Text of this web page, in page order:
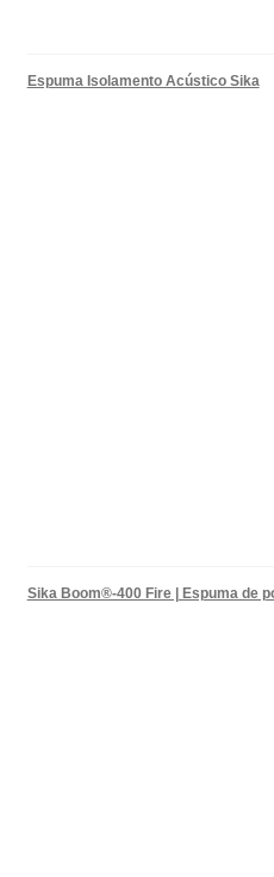
Espuma Isolamento Acústico Sika
Sika Boom®-400 Fire | Espuma de